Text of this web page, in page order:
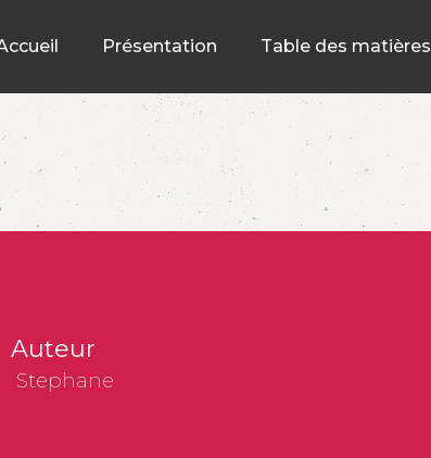
Présentation Table des matières
Auteur
Stephane